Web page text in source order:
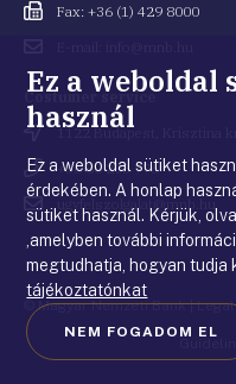
Fax
Fax: +36 (1) 429 8000
cím
Costumer service
Cím 1122 Budapest, Krisztina
Telefonszám
+36 80 203 776
cím
ugyfelszolgalat@mnb.hu
© Magyar Nemzeti Bank|
Ez a weboldal
használ
Ez a weboldal sütiket
érdekében. A honlap
sütiket használ. Kérjük,
,amelyben további
megtudhatja, hogyan
tájékoztatónkat
NEM FOGADOM EL